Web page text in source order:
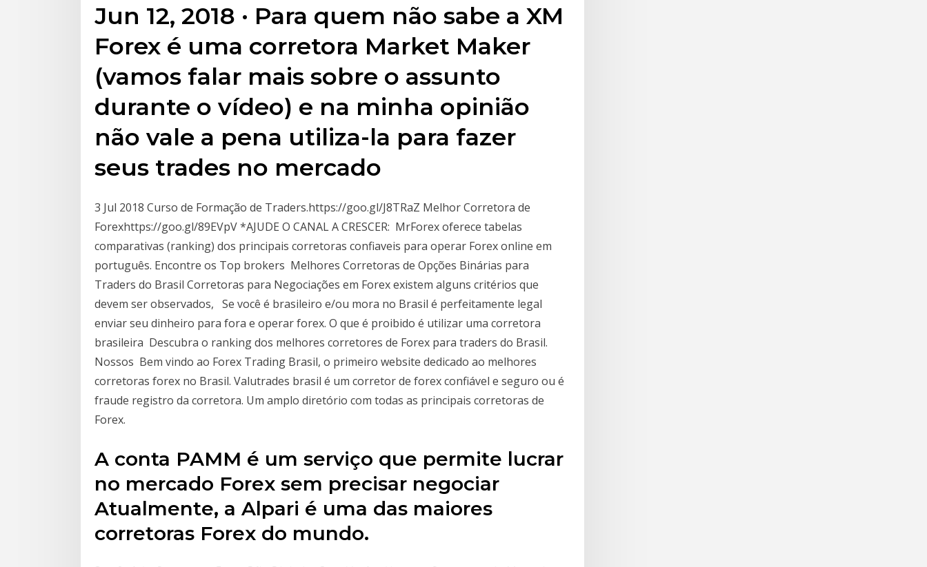
Jun 12, 2018 · Para quem não sabe a XM
Forex é uma corretora Market Maker
(vamos falar mais sobre o assunto
durante o vídeo) e na minha opinião
não vale a pena utiliza-la para fazer
seus trades no mercado
3 Jul 2018 Curso de Formação de Traders.https://goo.gl/J8TRaZ Melhor Corretora de
Forexhttps://goo.gl/89EVpV *AJUDE O CANAL A CRESCER: MrForex oferece tabelas
comparativas (ranking) dos principais corretoras confiaveis para operar Forex online em
português. Encontre os Top brokers Melhores Corretoras de Opções Binárias para
Traders do Brasil Corretoras para Negociações em Forex existem alguns critérios que
devem ser observados, Se você é brasileiro e/ou mora no Brasil é perfeitamente legal
enviar seu dinheiro para fora e operar forex. O que é proibido é utilizar uma corretora
brasileira Descubra o ranking dos melhores corretores de Forex para traders do Brasil.
Nossos Bem vindo ao Forex Trading Brasil, o primeiro website dedicado ao melhores
corretoras forex no Brasil. Valutrades brasil é um corretor de forex confiável e seguro ou é
fraude registro da corretora. Um amplo diretório com todas as principais corretoras de
Forex.
A conta PAMM é um serviço que permite lucrar
no mercado Forex sem precisar negociar
Atualmente, a Alpari é uma das maiores
corretoras Forex do mundo.